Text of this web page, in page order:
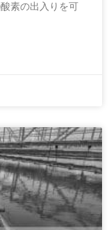
素の出入りを可